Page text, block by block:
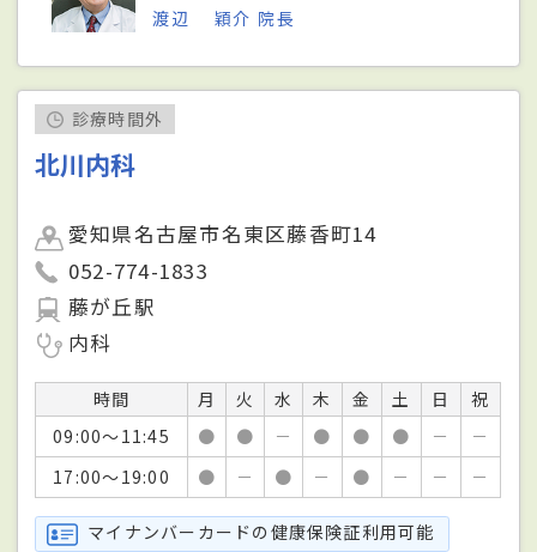
渡辺 穎介 院長
診療時間外
北川内科
愛知県名古屋市名東区藤香町14
052-774-1833
藤が丘駅
内科
時間 月 火 水 木 金 土 日
祝
09:00～11:45
● ● － ● ● ● －
－
17:00～19:00
● － ● － ● － － －
マイナンバーカードの健康保険証利用可能